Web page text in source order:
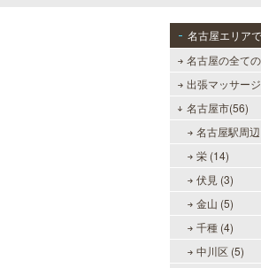
名古屋エリア
名古屋の全て
出張マッサー
名古屋市(56)
名古屋駅周
栄 (14)
伏見 (3)
金山 (5)
千種 (4)
中川区 (5)